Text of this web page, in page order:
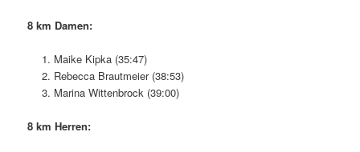
8 km Damen:
Maike Kipka (35:47)
Rebecca Brautmeier (38:53)
Marina Wittenbrock (39:00)
8 km Herren: